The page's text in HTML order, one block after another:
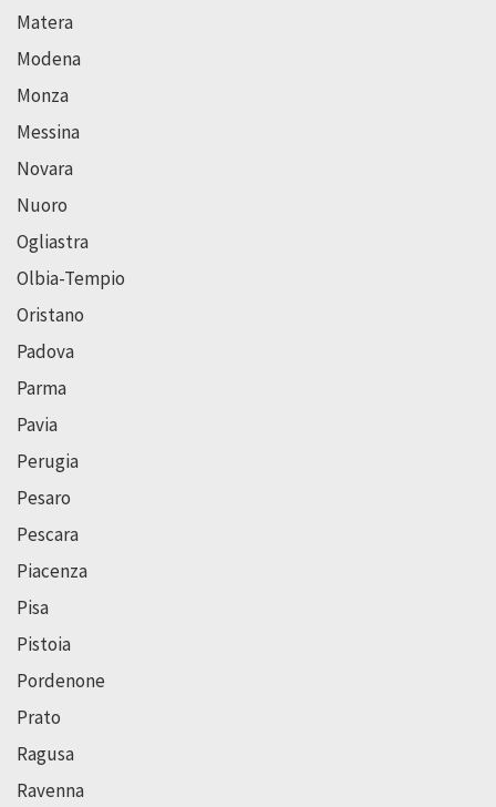
Matera
Modena
Monza
Messina
Novara
Nuoro
Ogliastra
Olbia-Tempio
Oristano
Padova
Parma
Pavia
Perugia
Pesaro
Pescara
Piacenza
Pisa
Pistoia
Pordenone
Prato
Ragusa
Ravenna